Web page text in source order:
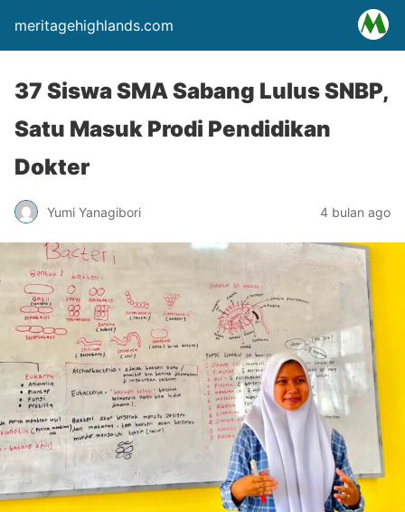
meritagehighlands.com
37 Siswa SMA Sabang Lulus SNBP,
Satu Masuk Prodi Pendidikan
Dokter
Yumi Yanagibori 4 bulan ago